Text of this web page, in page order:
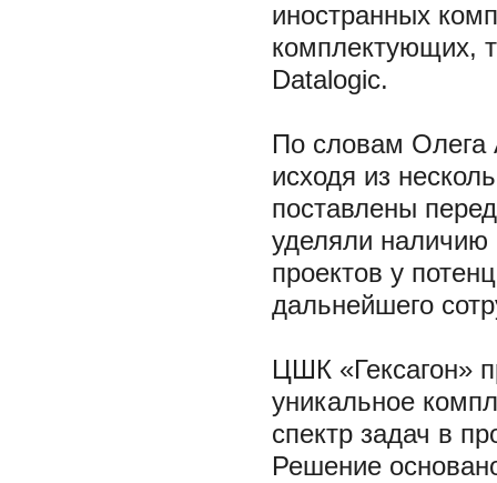
иностранных
комплектующих,
Datalogic.
По словам Олега
исходя из
поставлены
уделяли наличию
проектов у
дальнейшего
ЦШК «Гексагон»
уникальное
спектр задач в
Решение